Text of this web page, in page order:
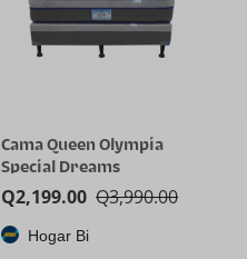
Cama Queen Olympia
Special Dreams
Q3,990.00
Q2,199.00
Hogar Bi